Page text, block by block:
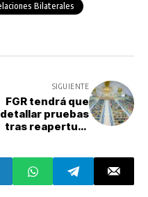
Bilaterales
SIGUIENTE
FGR tendrá que
detallar pruebas
tras reapertura